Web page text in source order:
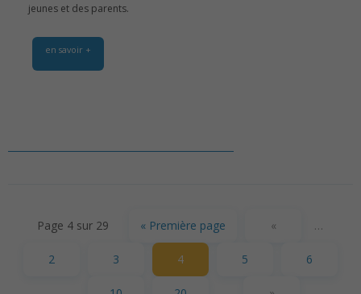
jeunes et des parents.
en savoir +
Page 4 sur 29 « Première page « …
2 3 4 5 6